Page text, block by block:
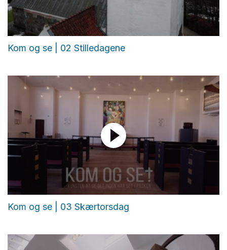
Kom og se | 02 Stilledagene
Kom og se | 03 Skærtorsdag